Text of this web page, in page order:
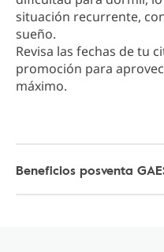
situación recurrente,
sueño.
Revisa las fechas de tu
promoción para
máximo.
Beneficios posventa